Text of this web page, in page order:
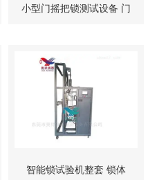
小型门摇把锁测试设备 门
智能锁试验机整套 锁体